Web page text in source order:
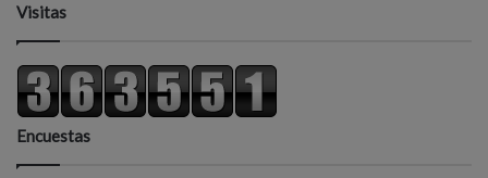
Visitas
Encuestas